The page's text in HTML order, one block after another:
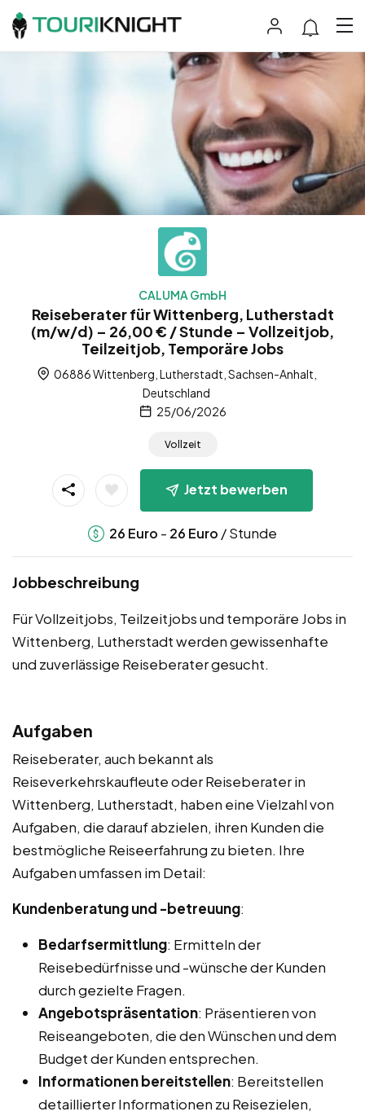
CALUMA GmbH
Reiseberater für Wittenberg, Lutherstadt
(m/w/d) – 26,00 € / Stunde – Vollzeitjob,
Teilzeitjob, Temporäre Jobs
06886 Wittenberg, Lutherstadt, Sachsen-Anhalt,
Deutschland
25/06/2026
Vollzeit
Jetzt bewerben
26 Euro - 26 Euro / Stunde
Jobbeschreibung
Für Vollzeitjobs, Teilzeitjobs und temporäre Jobs in
Wittenberg, Lutherstadt werden gewissenhafte
und zuverlässige Reiseberater gesucht.
Aufgaben
Reiseberater, auch bekannt als
Reiseverkehrskaufleute oder Reiseberater in
Wittenberg, Lutherstadt, haben eine Vielzahl von
Aufgaben, die darauf abzielen, ihren Kunden die
bestmögliche Reiseerfahrung zu bieten. Ihre
Aufgaben umfassen im Detail:
Kundenberatung und -betreuung:
Bedarfsermittlung: Ermitteln der
Reisebedürfnisse und -wünsche der Kunden
durch gezielte Fragen.
Angebotspräsentation: Präsentieren von
Reiseangeboten, die den Wünschen und dem
Budget der Kunden entsprechen.
Informationen bereitstellen: Bereitstellen
detaillierter Informationen zu Reisezielen,